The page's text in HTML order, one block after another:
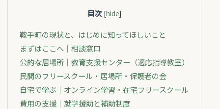
目次 [hide]
鞍手町の現状と、はじめに知ってほしいこと
まずはここへ｜相談窓口
公的な居場所｜教育支援センター（適応指導教室）
民間のフリースクール・居場所・保護者の会
自宅で学ぶ｜オンライン学習・在宅フリースクール
費用の支援｜就学援助と補助制度